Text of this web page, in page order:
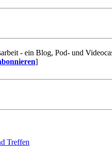
- ein Blog, Pod- und
]
Treffen